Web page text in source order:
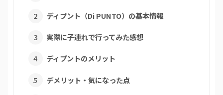
ディプント（Di PUNTO）の基本情報
実際に子連れで行ってみた感想
ディプントのメリット
デメリット・気になった点